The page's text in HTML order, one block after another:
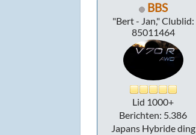
BBS
"Bert - Jan," Clublid:
85011464
Lid 1000+
Berichten: 5.386
Japans Hybride ding